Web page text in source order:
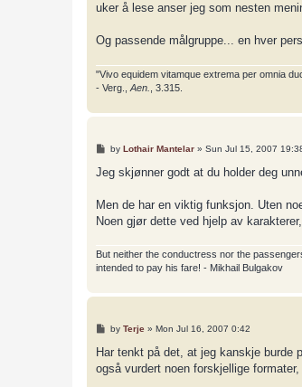
uker å lese anser jeg som nesten
Og passende målgruppe... en hver
"Vivo equidem vitamque extrema per omnia
- Verg., Aen. , 3.315.
P
s
by Lothair Mantelar» Sun Jul 15, 2007
Jeg skjønner godt at du holder deg
Men de har en viktig funksjon. Uten
Noen gjør dette ved hjelp av
But neither the conductress nor the
intended to pay his fare! - Mikhail Bulgakov
P
s
by Terje» Mon Jul 16, 2007 0:42
Har tenkt på det, at jeg kanskje burde
også vurdert noen forskjellige